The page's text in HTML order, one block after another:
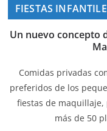
FIESTAS
Un nuevo concepto
Comidas privadas
preferidos de los
fiestas de maquillaje,
más de 50